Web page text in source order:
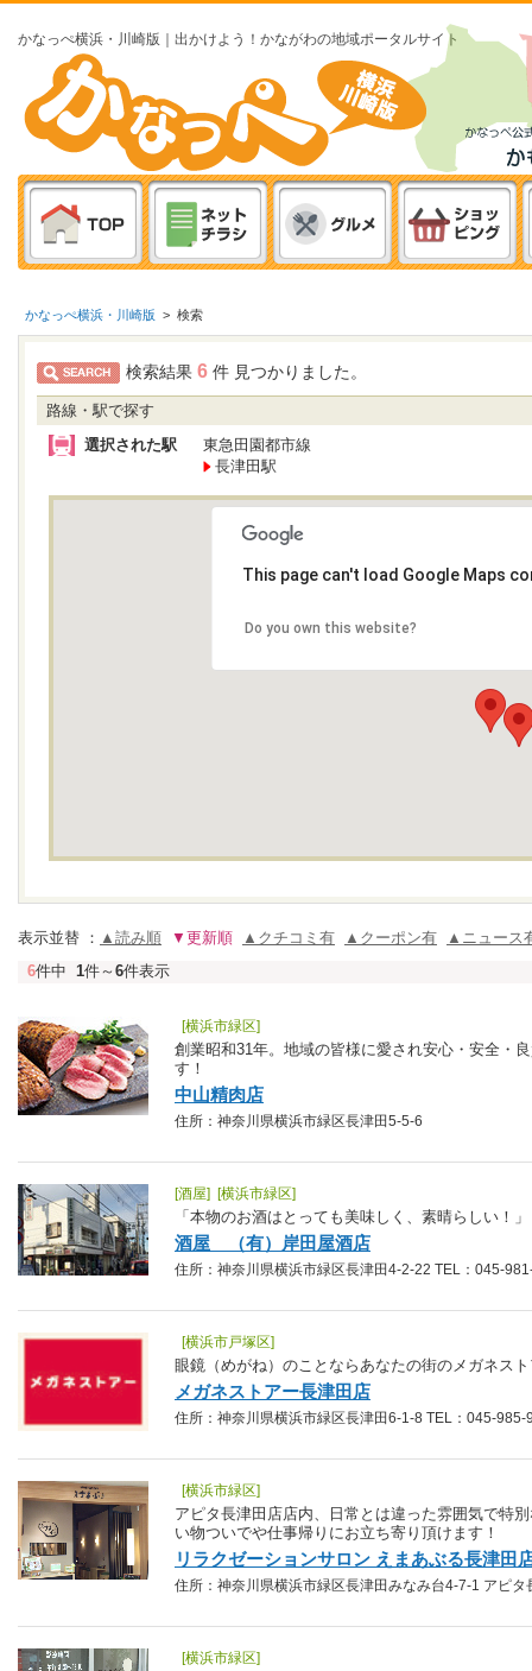
かなっぺ横浜・川崎版｜出かけよう！かながわの地域ポータルサイト
かなっぺ横浜・川崎版 > 検索
検索結果 6 件 見つかりました。
路線・駅で探す
選択された駅
東急田園都市線
長津田駅
This page can't load Google Maps
Do you own this website?
表示並替 ： ▲読み順 ▼更新順 ▲クチコミ有 ▲クーポン有
▲ニュース
6件中 1件～ 6件表示
[横浜市緑区]
創業昭和31年。地域の皆様に愛され安心・安全・
す！
中山精肉店
住所：神奈川県横浜市緑区長津田5-5-6
[酒屋] [横浜市緑区]
「本物のお酒はとっても美味しく、素晴らしい！」
酒屋 （有）岸田屋酒店
住所：神奈川県横浜市緑区長津田4-2-22 TEL：045-
[横浜市戸塚区]
眼鏡（めがね）のことならあなたの街のメガネス
メガネストアー長津田店
住所：神奈川県横浜市緑区長津田6-1-8 TEL：045-985-
[横浜市緑区]
アピタ長津田店店内、日常とは違った雰囲気で特
い物ついでや仕事帰りにお立ち寄り頂けます！
リラクゼーションサロン えまあぶる長津田
住所：神奈川県横浜市緑区長津田みなみ台4-7-1 アピ
[横浜市緑区]